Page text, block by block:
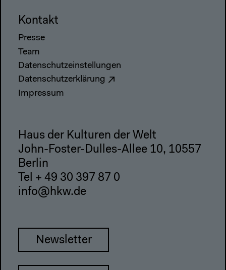
Kontakt
Presse
Team
Datenschutzeinstellungen
Datenschutzerklärung
Impressum
Haus der Kulturen der Welt
John-Foster-Dulles-Allee 10, 10557
Berlin
Tel + 49 30 397 87 0
info@hkw.de
Newsletter